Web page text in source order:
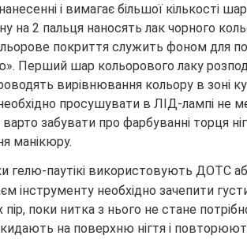
і вимагає більшої кількості
на 2 пальця наносять лак чорного
покриття служить фоном для
Перший шар кольорового лаку
вирівнювання кольору в зоні
просушувати в ЛІД-лампі не
варто забувати про фарбуванні торця
манікюру.
гелю-паутікі використовують ДОТС
інструменту необхідно зачепити
пір, поки нитка з нього не стане
на поверхню нігтя і